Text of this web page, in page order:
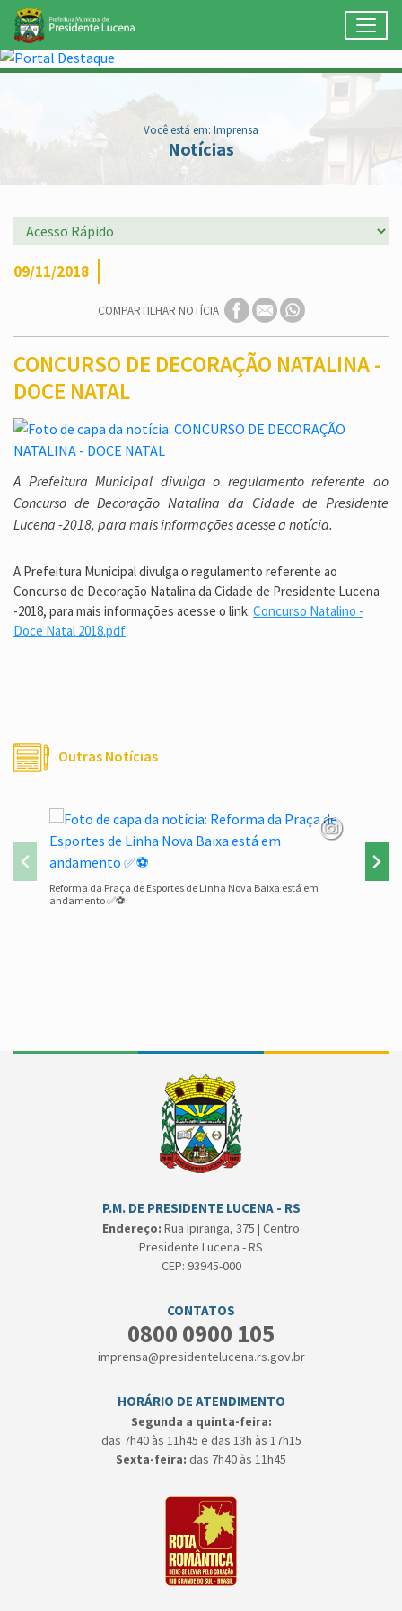
Ir para conteúdo principal
Você está em: Imprensa
Notícias
09/11/2018
COMPARTILHAR NOTÍCIA
CONCURSO DE DECORAÇÃO NATALINA -
DOCE NATAL
A Prefeitura Municipal divulga o regulamento referente ao
Concurso de Decoração Natalina da Cidade de Presidente
Lucena -2018, para mais informações acesse a notícia.
A Prefeitura Municipal divulga o regulamento referente ao
Concurso de Decoração Natalina da Cidade de Presidente Lucena
-2018, para mais informações acesse o link: Concurso Natalino -
Doce Natal 2018.pdf
Outras Notícias
Reforma da Praça de Esportes de Linha Nova Baixa está em
andamento ✅⚽
Família
P.M. DE PRESIDENTE LUCENA - RS
Endereço: Rua Ipiranga, 375 | Centro
Presidente Lucena - RS
CEP: 93945-000
CONTATOS
0800 0900 105
imprensa@presidentelucena.rs.gov.br
HORÁRIO DE ATENDIMENTO
Segunda a quinta-feira:
das 7h40 às 11h45 e das 13h às 17h15
Sexta-feira: das 7h40 às 11h45